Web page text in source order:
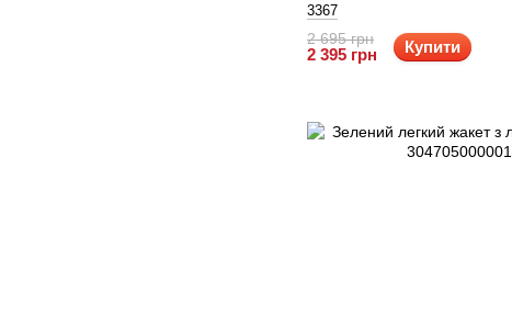
3367
2 695 грн
2 395 грн Купити